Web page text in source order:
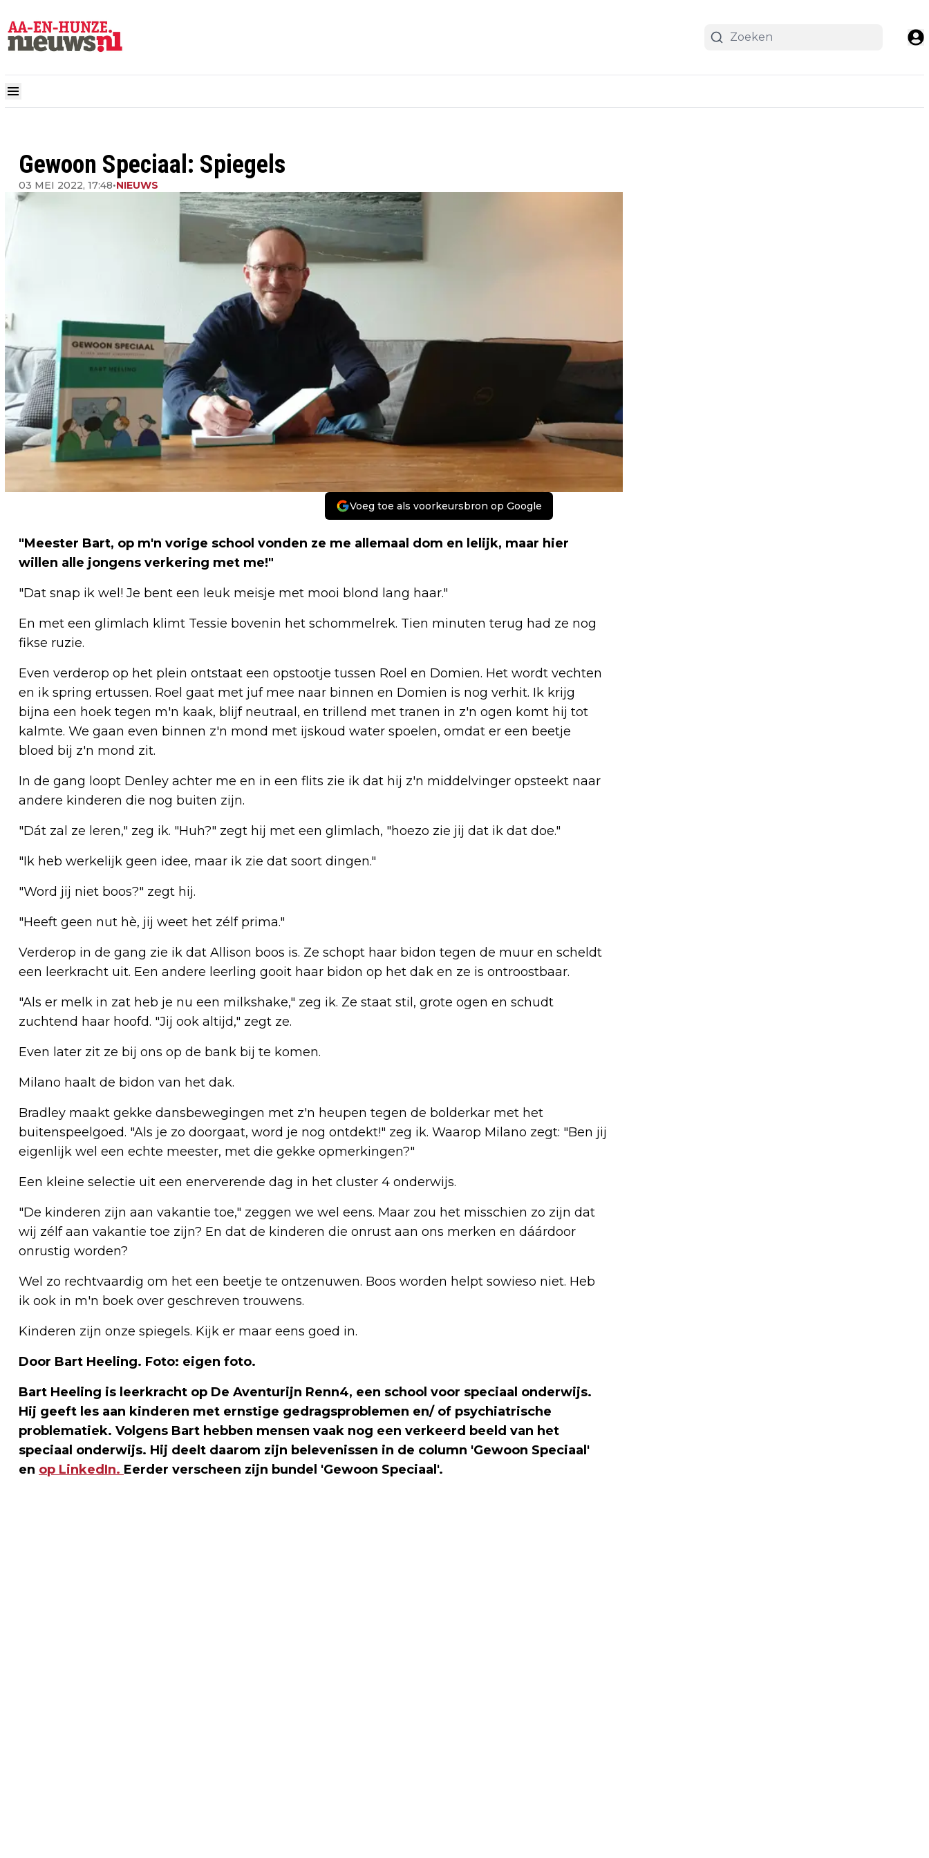
Gewoon Speciaal: Spiegels
03 MEI 2022, 17:48•NIEUWS
Voeg toe als voorkeursbron op Google
"Meester Bart, op m'n vorige school vonden ze me allemaal dom en lelijk, maar hier
willen alle jongens verkering met me!"
"Dat snap ik wel! Je bent een leuk meisje met mooi blond lang haar."
En met een glimlach klimt Tessie bovenin het schommelrek. Tien minuten terug had ze nog
fikse ruzie.
Even verderop op het plein ontstaat een opstootje tussen Roel en Domien. Het wordt vechten
en ik spring ertussen. Roel gaat met juf mee naar binnen en Domien is nog verhit. Ik krijg
bijna een hoek tegen m'n kaak, blijf neutraal, en trillend met tranen in z'n ogen komt hij tot
kalmte. We gaan even binnen z'n mond met ijskoud water spoelen, omdat er een beetje
bloed bij z'n mond zit.
In de gang loopt Denley achter me en in een flits zie ik dat hij z'n middelvinger opsteekt naar
andere kinderen die nog buiten zijn.
"Dát zal ze leren," zeg ik. "Huh?" zegt hij met een glimlach, "hoezo zie jij dat ik dat doe."
"Ik heb werkelijk geen idee, maar ik zie dat soort dingen."
"Word jij niet boos?" zegt hij.
"Heeft geen nut hè, jij weet het zélf prima."
Verderop in de gang zie ik dat Allison boos is. Ze schopt haar bidon tegen de muur en scheldt
een leerkracht uit. Een andere leerling gooit haar bidon op het dak en ze is ontroostbaar.
"Als er melk in zat heb je nu een milkshake," zeg ik. Ze staat stil, grote ogen en schudt
zuchtend haar hoofd. "Jij ook altijd," zegt ze.
Even later zit ze bij ons op de bank bij te komen.
Milano haalt de bidon van het dak.
Bradley maakt gekke dansbewegingen met z'n heupen tegen de bolderkar met het
buitenspeelgoed. "Als je zo doorgaat, word je nog ontdekt!" zeg ik. Waarop Milano zegt: "Ben jij
eigenlijk wel een echte meester, met die gekke opmerkingen?"
Een kleine selectie uit een enerverende dag in het cluster 4 onderwijs.
"De kinderen zijn aan vakantie toe," zeggen we wel eens. Maar zou het misschien zo zijn dat
wij zélf aan vakantie toe zijn? En dat de kinderen die onrust aan ons merken en dáárdoor
onrustig worden?
Wel zo rechtvaardig om het een beetje te ontzenuwen. Boos worden helpt sowieso niet. Heb
ik ook in m'n boek over geschreven trouwens.
Kinderen zijn onze spiegels. Kijk er maar eens goed in.
Door Bart Heeling. Foto: eigen foto.
Bart Heeling is leerkracht op De Aventurijn Renn4, een school voor speciaal onderwijs.
Hij geeft les aan kinderen met ernstige gedragsproblemen en/ of psychiatrische
problematiek. Volgens Bart hebben mensen vaak nog een verkeerd beeld van het
speciaal onderwijs. Hij deelt daarom zijn belevenissen in de column 'Gewoon Speciaal'
en op LinkedIn. Eerder verscheen zijn bundel 'Gewoon Speciaal'.